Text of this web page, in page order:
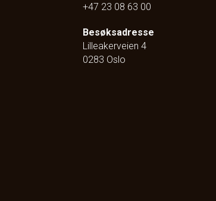
+47 23 08 63 00
Besøksadresse
Lilleakerveien 4
0283 Oslo